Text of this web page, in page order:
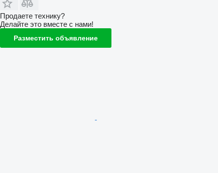
Продаете технику?
Делайте это вместе с нами!
Разместить объявление